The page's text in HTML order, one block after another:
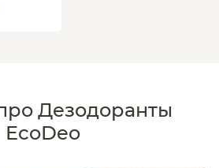
Дезодоранты
EcoDeo